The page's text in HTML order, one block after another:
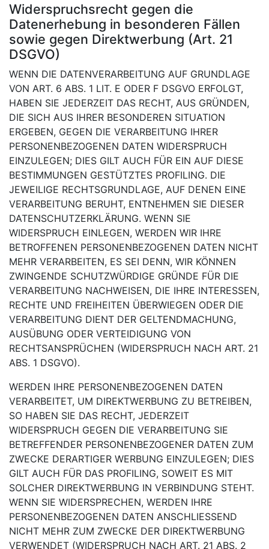
Widerspruchsrecht gegen die
Datenerhebung in besonderen Fällen
sowie gegen Direktwerbung (Art. 21
DSGVO)
WENN DIE DATENVERARBEITUNG AUF GRUNDLAGE
VON ART. 6 ABS. 1 LIT. E ODER F DSGVO ERFOLGT,
HABEN SIE JEDERZEIT DAS RECHT, AUS GRÜNDEN,
DIE SICH AUS IHRER BESONDEREN SITUATION
ERGEBEN, GEGEN DIE VERARBEITUNG IHRER
PERSONENBEZOGENEN DATEN WIDERSPRUCH
EINZULEGEN; DIES GILT AUCH FÜR EIN AUF DIESE
BESTIMMUNGEN GESTÜTZTES PROFILING. DIE
JEWEILIGE RECHTSGRUNDLAGE, AUF DENEN EINE
VERARBEITUNG BERUHT, ENTNEHMEN SIE DIESER
DATENSCHUTZERKLÄRUNG. WENN SIE
WIDERSPRUCH EINLEGEN, WERDEN WIR IHRE
BETROFFENEN PERSONENBEZOGENEN DATEN NICHT
MEHR VERARBEITEN, ES SEI DENN, WIR KÖNNEN
ZWINGENDE SCHUTZWÜRDIGE GRÜNDE FÜR DIE
VERARBEITUNG NACHWEISEN, DIE IHRE INTERESSEN,
RECHTE UND FREIHEITEN ÜBERWIEGEN ODER DIE
VERARBEITUNG DIENT DER GELTENDMACHUNG,
AUSÜBUNG ODER VERTEIDIGUNG VON
RECHTSANSPRÜCHEN (WIDERSPRUCH NACH ART. 21
ABS. 1 DSGVO).
WERDEN IHRE PERSONENBEZOGENEN DATEN
VERARBEITET, UM DIREKTWERBUNG ZU BETREIBEN,
SO HABEN SIE DAS RECHT, JEDERZEIT
WIDERSPRUCH GEGEN DIE VERARBEITUNG SIE
BETREFFENDER PERSONENBEZOGENER DATEN ZUM
ZWECKE DERARTIGER WERBUNG EINZULEGEN; DIES
GILT AUCH FÜR DAS PROFILING, SOWEIT ES MIT
SOLCHER DIREKTWERBUNG IN VERBINDUNG STEHT.
WENN SIE WIDERSPRECHEN, WERDEN IHRE
PERSONENBEZOGENEN DATEN ANSCHLIESSEND
NICHT MEHR ZUM ZWECKE DER DIREKTWERBUNG
VERWENDET (WIDERSPRUCH NACH ART. 21 ABS. 2